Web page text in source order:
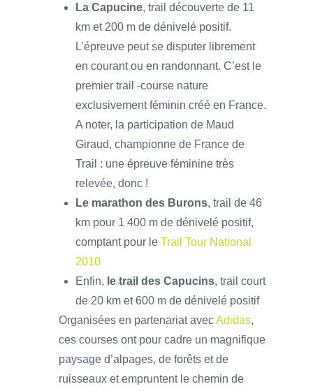
La Capucine, trail découverte de 11
km et 200 m de dénivelé positif.
L’épreuve peut se disputer librement
en courant ou en randonnant. C’est le
premier trail -course nature
exclusivement féminin créé en France.
A noter, la participation de Maud
Giraud, championne de France de
Trail : une épreuve féminine très
relevée, donc !
Le marathon des Burons, trail de 46
km pour 1 400 m de dénivelé positif,
comptant pour le Trail Tour National
2010
Enfin, le trail des Capucins, trail court
de 20 km et 600 m de dénivelé positif
Organisées en partenariat avecAdidas,
ces courses ont pour cadre un magnifique
paysage d’alpages, de forêts et de
ruisseaux et empruntent le chemin de